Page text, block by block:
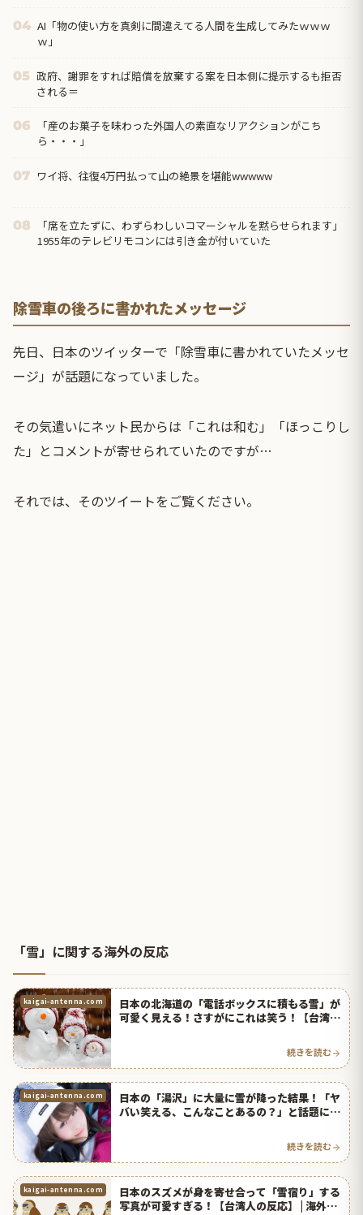
04 AI「物の使い方を真剣に間違えてる人間を生成してみたｗｗｗ
ｗ」
05 政府、謝罪をすれば賠償を放棄する案を日本側に提示するも拒否
される＝
06
「産のお菓子を味わった外国人の素直なリアクションがこち
ら・・・」
07 ワイ将、往復4万円払って山の絶景を堪能wwwww
08
「席を立たずに、わずらわしいコマーシャルを黙らせられます」
1955年のテレビリモコンには引き金が付いていた
除雪車の後ろに書かれたメッセージ
先日、日本のツイッターで「除雪車に書かれていたメッセ
ージ」が話題になっていました。
その気遣いにネット民からは「これは和む」「ほっこりし
た」とコメントが寄せられていたのですが…
それでは、そのツイートをご覧ください。
「雪」に関する海外の反応
kaigai-antenna.com
日本の北海道の「電話ボックスに積もる雪」が
可愛く見える！さすがにこれは笑う！【台湾人
続きを読む
kaigai-antenna.com
日本の「湯沢」に大量に雪が降った結果！「ヤ
バい笑える、こんなことあるの？」と話題に！
続きを読む
kaigai-antenna.com
日本のスズメが身を寄せ合って「雪宿り」する
写真が可愛すぎる！【台湾人の反応】 | 海外の